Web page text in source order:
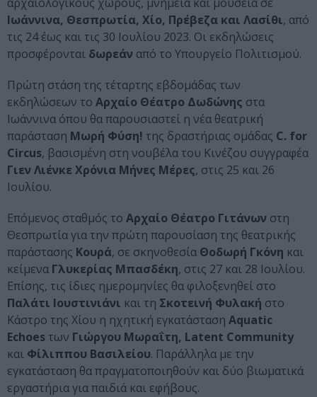
Ιωάννινα, Θεσπρωτία, Χίο, Πρέβεζα και Λασίθι, από
τις 24 έως και τις 30 Ιουλίου 2023. Οι εκδηλώσεις
προσφέρονται δωρεάν από το Υπουργείο Πολιτισμού.
Πρώτη στάση της τέταρτης εβδομάδας των
εκδηλώσεων το Αρχαίο Θέατρο Δωδώνης στα
Ιωάννινα όπου θα παρουσιαστεί η νέα θεατρική
παράσταση Μωρή Φύση! της δραστήριας ομάδας C. for
Circus, βασισμένη στη νουβέλα του Κινέζου συγγραφέα
Γιεν Λιένκε Χρόνια Μήνες Μέρες, στις 25 και 26
Ιουλίου.
Επόμενος σταθμός το Αρχαίο Θέατρο Γιτάνων στη
Θεσπρωτία για την πρώτη παρουσίαση της θεατρικής
παράστασης Κουρά, σε σκηνοθεσία Θοδωρή Γκόνη και
κείμενα Γλυκερίας Μπασδέκη, στις 27 και 28 Ιουλίου.
Επίσης, τις ίδιες ημερομηνίες θα φιλοξενηθεί στο
Παλάτι Ιουστινιάνι και τη Σκοτεινή Φυλακή στο
Κάστρο της Χίου η ηχητική εγκατάσταση Aquatic
Echoes των Γιώργου Μωραΐτη, Latent Community
και Φίλιππου Βασιλείου. Παράλληλα με την
εγκατάσταση θα πραγματοποιηθούν και δύο βιωματικά
εργαστήρια για παιδιά και εφήβους.